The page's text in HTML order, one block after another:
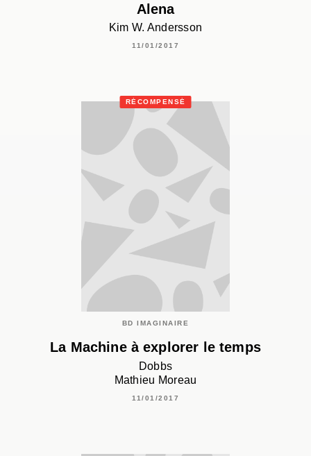
Alena
Kim W. Andersson
11/01/2017
RÉCOMPENSÉ
BD IMAGINAIRE
La Machine à explorer le temps
Dobbs
Mathieu Moreau
11/01/2017